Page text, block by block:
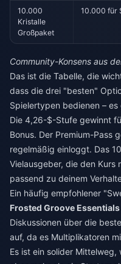
10.000
Kristalle
Großpaket
10.000 für
Community-Konsens aus
Das ist die Tabelle, die
dass die drei "besten"
Spielertypen bedienen –
Die 4,26-$-Stufe gewinnt
Bonus. Der Premium-Pass
regelmäßig einloggt. Das
Vielausgeber, die den Kurs
passend zu deinem
Ein häufig empfohlener
Frosted Groove
Diskussionen über die
auf, da es Multiplikatoren
Es ist ein solider